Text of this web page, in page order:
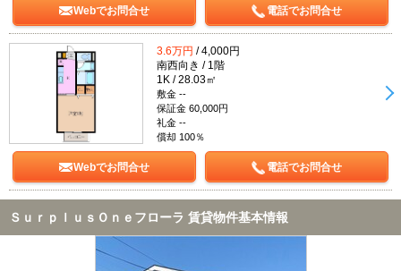
Webでお問合せ 電話でお問合せ
3.6万円 / 4,000円
南西向き / 1階
1K / 28.03㎡
敷金 --
保証金 60,000円
礼金 --
償却 100％
Webでお問合せ 電話でお問合せ
ＳｕｒｐｌｕｓＯｎｅフローラ 賃貸物件基本情報